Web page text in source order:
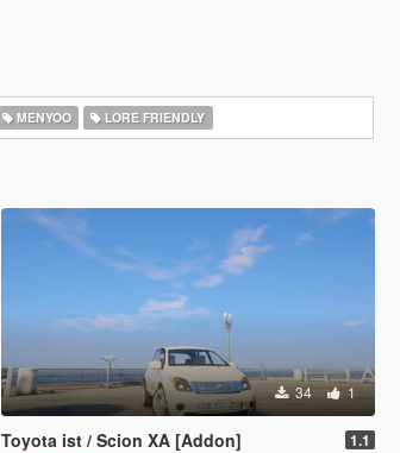
MENYOO LORE FRIENDLY
34 1
Toyota ist / Scion XA [Addon] 1.1